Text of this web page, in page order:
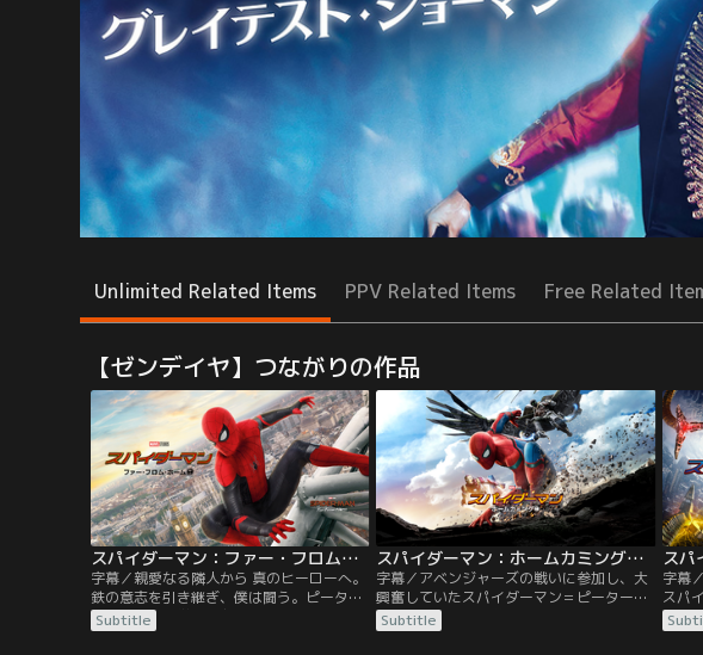
Unlimited Related Items PPV Related Items Free Related
【ゼンデイヤ】つながりの作品
スパイダーマン：ファー・フロム・ホーム／字幕
字幕／親愛なる隣人から 真のヒーローへ。
鉄の意志を引き継ぎ、僕は闘う。ピーター
は夏休みに、学校の友人たちとヨーロッパ
旅行に出かける。しかしそこに待っていた
Subtitle
スパイダーマン：ホームカミング／字幕【トム・ホランド＋ロバート・ダウニー・Jr】
字幕／アベンジャーズの戦いに参加し、大
興奮していたスパイダーマン＝ピーター・
パーカー。昼間は普通の高校生としてスク
ールライフをエンジョイし、放課後は憧れ
Subtitle
字幕
スパ
すた
スト